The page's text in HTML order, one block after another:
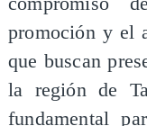
promoción y el
que buscan
la región de
fundamental